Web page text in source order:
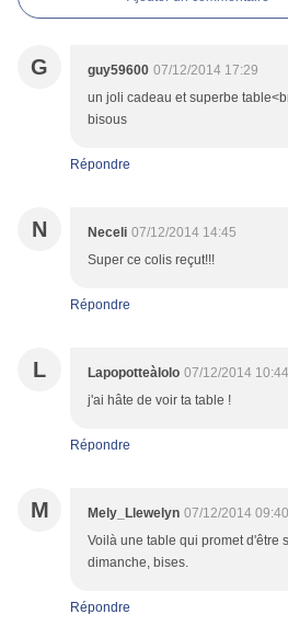
G guy59600 07/12/2014 17:29
un joli cadeau et superbe
bisous
Répondre
N Neceli 07/12/2014 14:45
Super ce colis reçut!!!
Répondre
L Lapopotteàlolo 07/12/2014 10:44
j'ai hâte de voir ta table !
Répondre
M Mely_Llewelyn 07/12/2014 09:40
Voilà une table qui promet d'être
dimanche, bises.
Répondre